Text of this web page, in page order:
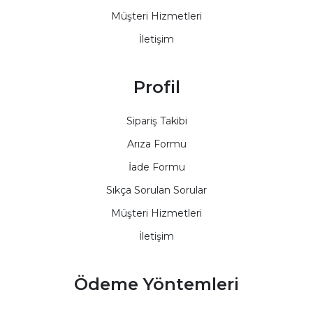
Müşteri Hizmetleri
İletişim
Profil
Sipariş Takibi
Arıza Formu
İade Formu
Sıkça Sorulan Sorular
Müşteri Hizmetleri
İletişim
Ödeme Yöntemleri